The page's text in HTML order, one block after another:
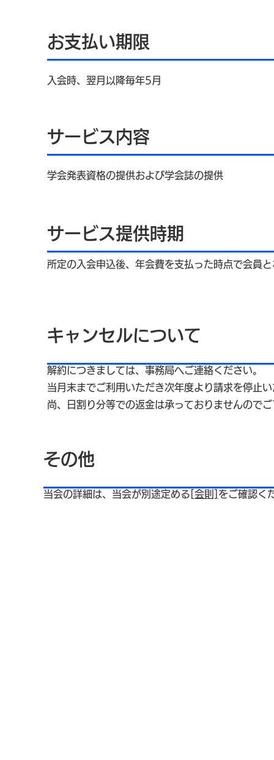
お支払い期限
入会時、翌月以降毎年5月
サービス内容
学会発表資格の提供および学会誌の提供
サービス提供時期
所定の入会申込後、年会費を支払った時点で会員
キャンセルについて
解約につきましては、事務局へご連絡ください。
当月末までご利用いただき次年度より請求を停止
尚、日割り分等での返金は承っておりませんので
その他
当会の詳細は、当会が別途定める [会則] をご確認く